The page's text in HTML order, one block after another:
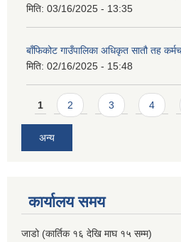
मिति: 03/16/2025 - 13:35
बाँफिकोट गाउँपालिका अधिकृत सातौ तह
मिति: 02/16/2025 - 15:48
Pages
1 2 3 4
अन्य
कार्यालय समय
जाडो (कार्तिक १६ देखि माघ १५ सम्म)